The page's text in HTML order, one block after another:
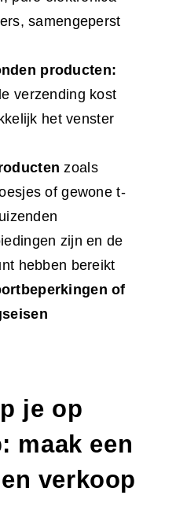
samengeperst
producten:
verzending kost
het venster
zoals
of gewone t-
zijn en de
hebben bereikt
of
je op
maak een
verkoop